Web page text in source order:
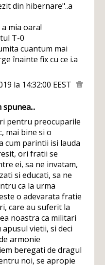
din hibernare"..a
mia oara!
T-0
cuantum mai
înainte fix cu ce i.a
la 14:32:00 EEST
spunea...
pentru preocuparile
mai bine si o
cum parintii isi lauda
ori fratii se
ei, sa ne invatam,
si educati, sa ne
ca la urma
o adevarata fratie
care au suferit la
noastra ca militari
vietii, si deci
armonie
beregati de dragul
noi, se apropie